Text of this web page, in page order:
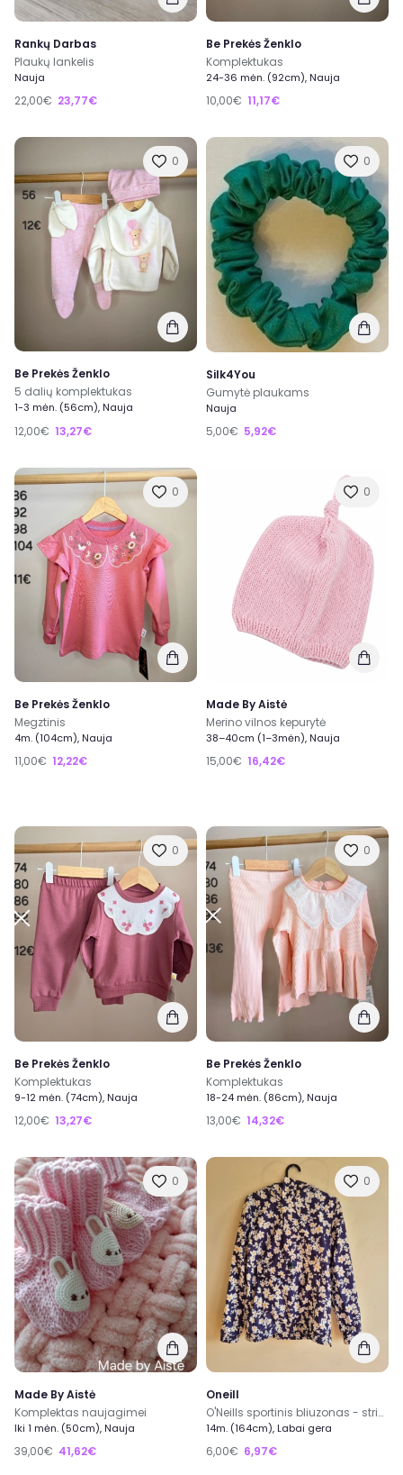
Rankų Darbas
Plaukų lankelis
Nauja
22,00€ 23,77€
Be Prekės Ženklo
Komplektukas
24-36 mėn. (92cm), Nauja
10,00€ 11,17€
0
Be Prekės Ženklo
5 dalių komplektukas
1-3 mėn. (56cm), Nauja
12,00€ 13,27€
0
Silk4You
Gumytė plaukams
Nauja
5,00€ 5,92€
0
Be Prekės Ženklo
Megztinis
4m. (104cm), Nauja
11,00€ 12,22€
0
Made By Aistė
Merino vilnos kepurytė
38–40cm (1–3mėn), Nauja
15,00€ 16,42€
0
Be Prekės Ženklo
Komplektukas
9-12 mėn. (74cm), Nauja
12,00€ 13,27€
0
Be Prekės Ženklo
Komplektukas
18-24 mėn. (86cm), Nauja
13,00€ 14,32€
0
Made By Aistė
Komplektas naujagimei
Iki 1 mėn. (50cm), Nauja
39,00€ 41,62€
0
Oneill
O'Neills sportinis bliuzonas - striukytė
14m. (164cm), Labai gera
6,00€ 6,97€